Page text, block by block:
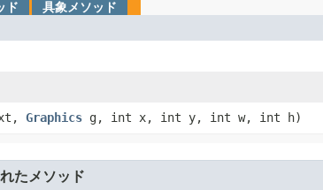
ド
具象メソッド
Graphics g, int x, int y, int w, int h)
たメソッド